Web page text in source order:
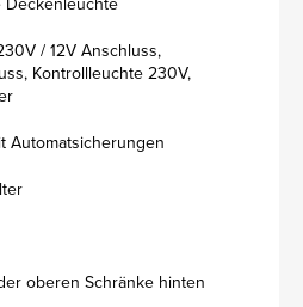
/ 12V Anschluss,
Kontrollleuchte 230V,
Automatsicherungen
oberen Schränke hinten